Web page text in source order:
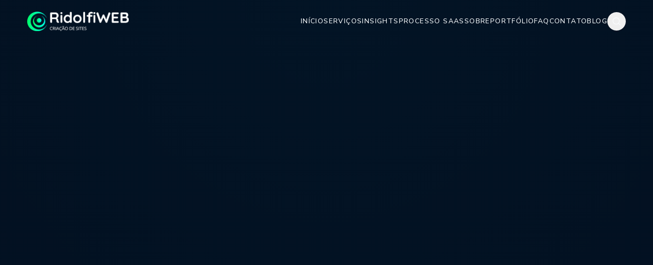
INÍCIOSERVIÇOSINSIGHTSPROCESSO SAASSOBREPORTFÓLIOFAQCONTATOBLOG